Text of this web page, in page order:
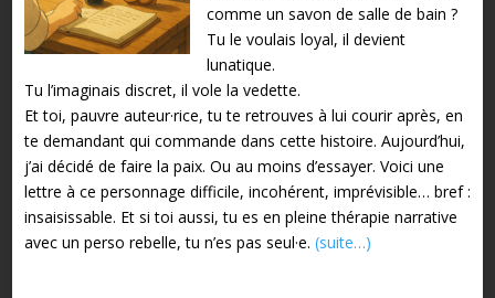
comme un savon de salle de bain ?
Tu le voulais loyal, il devient
lunatique.
Tu l’imaginais discret, il vole la vedette.
Et toi, pauvre auteur·rice, tu te retrouves à lui courir après, en
te demandant qui commande dans cette histoire. Aujourd’hui,
j’ai décidé de faire la paix. Ou au moins d’essayer. Voici une
lettre à ce personnage difficile, incohérent, imprévisible… bref :
insaisissable. Et si toi aussi, tu es en pleine thérapie narrative
avec un perso rebelle, tu n’es pas seul·e. (suite…)